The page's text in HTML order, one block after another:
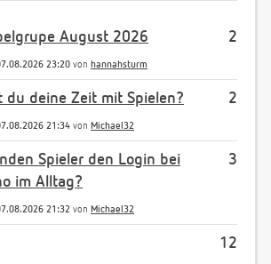
2
August 2026
23:20 von hannahsturm
2
du deine Zeit mit Spielen?
21:34 von Michael32
3
Spieler den Login bei
im Alltag?
21:32 von Michael32
12